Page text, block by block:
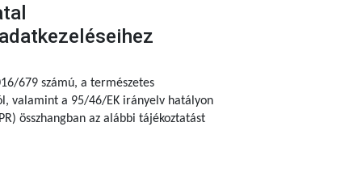
679 számú, a természetes
valamint a 95/46/EK irányelv hatályon
összhangban az alábbi tájékoztatást